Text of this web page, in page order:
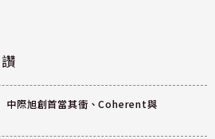
中際旭創首當其衝、Coherent與